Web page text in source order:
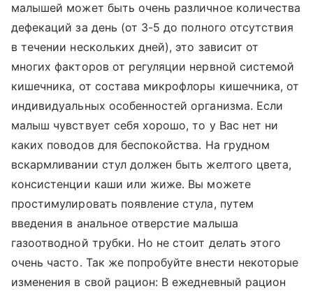
малышей может быть очень различное количества
дефекаций за день (от 3-5 до полного отсутствия
в течении нескольких дней), это зависит от
многих факторов от регуляции нервной системой
кишечника, от состава микрофлоры кишечника, от
индивидуальных особенностей организма. Если
малыш чувствует себя хорошо, то у Вас нет ни
каких поводов для беспокойства. На грудном
вскармливании стул должен быть желтого цвета,
консистенции каши или жиже. Вы можете
простимулировать появление стула, путем
введения в анальное отверстие малыша
газоотводной трубки. Но не стоит делать этого
очень часто. Так же попробуйте внести некоторые
изменения в свой рацион: В ежедневный рацион